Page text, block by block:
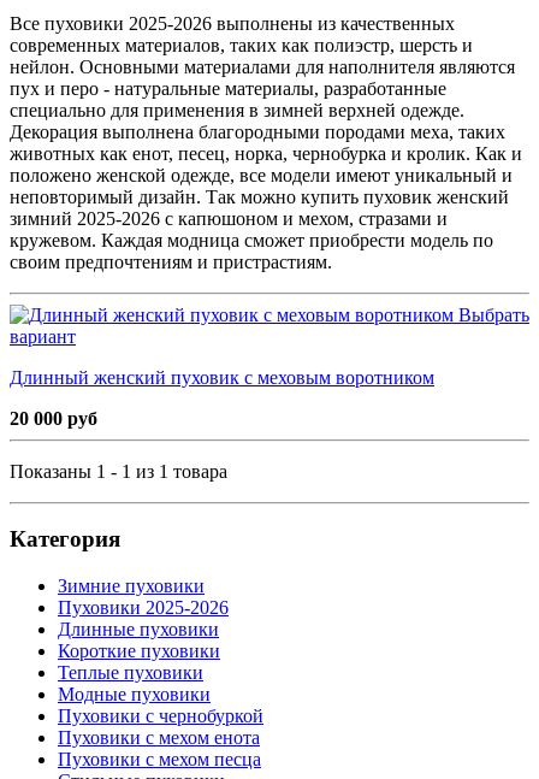
Все пуховики 2025-2026 выполнены из качественных
современных материалов, таких как полиэстр, шерсть и
нейлон. Основными материалами для наполнителя являются
пух и перо - натуральные материалы, разработанные
специально для применения в зимней верхней одежде.
Декорация выполнена благородными породами меха, таких
животных как енот, песец, норка, чернобурка и кролик. Как и
положено женской одежде, все модели имеют уникальный и
неповторимый дизайн. Так можно купить пуховик женский
зимний 2025-2026 с капюшоном и мехом, стразами и
кружевом. Каждая модница сможет приобрести модель по
своим предпочтениям и пристрастиям.
Выбрать
вариант
Длинный женский пуховик с меховым воротником
20 000 руб
Показаны 1 - 1 из 1 товара
Категория
Зимние пуховики
Пуховики 2025-2026
Длинные пуховики
Короткие пуховики
Теплые пуховики
Модные пуховики
Пуховики с чернобуркой
Пуховики с мехом енота
Пуховики с мехом песца